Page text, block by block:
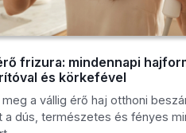
frizura: mindennapi
és körkefével
a vállig érő haj otthoni
a dús, természetes és fényes